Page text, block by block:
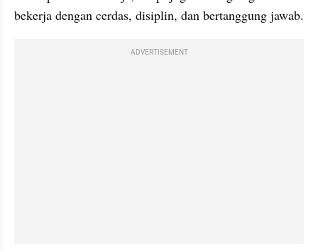
bekerja dengan cerdas, disiplin, dan bertanggung jawab.
ADVERTISEMENT